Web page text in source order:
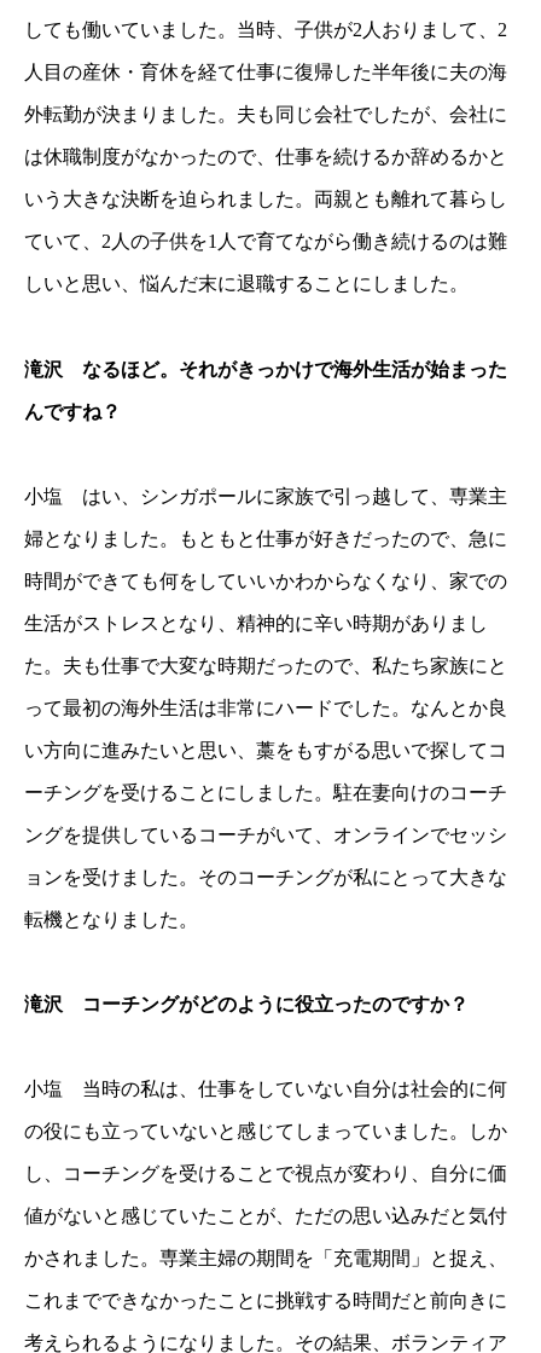
しても働いていました。当時、子供が2人おりまして、2
人目の産休・育休を経て仕事に復帰した半年後に夫の海
外転勤が決まりました。夫も同じ会社でしたが、会社に
は休職制度がなかったので、仕事を続けるか辞めるかと
いう大きな決断を迫られました。両親とも離れて暮らし
ていて、2人の子供を1人で育てながら働き続けるのは難
しいと思い、悩んだ末に退職することにしました。
滝沢 なるほど。それがきっかけで海外生活が始まった
んですね？
小塩 はい、シンガポールに家族で引っ越して、専業主
婦となりました。もともと仕事が好きだったので、急に
時間ができても何をしていいかわからなくなり、家での
生活がストレスとなり、精神的に辛い時期がありまし
た。夫も仕事で大変な時期だったので、私たち家族にと
って最初の海外生活は非常にハードでした。なんとか良
い方向に進みたいと思い、藁をもすがる思いで探してコ
ーチングを受けることにしました。駐在妻向けのコーチ
ングを提供しているコーチがいて、オンラインでセッシ
ョンを受けました。そのコーチングが私にとって大きな
転機となりました。
滝沢 コーチングがどのように役立ったのですか？
小塩 当時の私は、仕事をしていない自分は社会的に何
の役にも立っていないと感じてしまっていました。しか
し、コーチングを受けることで視点が変わり、自分に価
値がないと感じていたことが、ただの思い込みだと気付
かされました。専業主婦の期間を「充電期間」と捉え、
これまでできなかったことに挑戦する時間だと前向きに
考えられるようになりました。その結果、ボランティア